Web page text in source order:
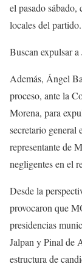
el pasado
locales del partido.
Buscan expulsar a
Además, Ángel
proceso, ante la
Morena, para
secretario general
representante de
negligentes en el
Desde la
provocaron que
presidencias
Jalpan y Pinal de
estructura de